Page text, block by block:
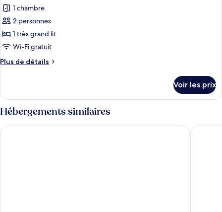
pour
ce
type
de
chambre :
Studio
1 chambre
2 personnes
1 très grand lit
Wi-Fi gratuit
Plus de détails
Plus
le
type
de
chambre
Studio
Voir les prix
Hébergements similaires
Maritim TitiseeHotel Titisee - Neustadt Jufa